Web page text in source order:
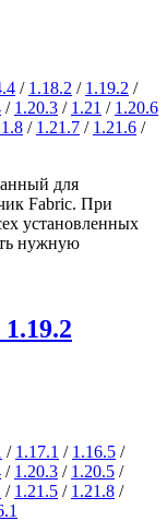
/ 1.18.2 / 1.19.2 /
/ 1.20.3 / 1.21 / 1.20.6
/ 1.21.7 / 1.21.6 /
для
Fabric. При
установленных
нужную
/ 1.17.1 / 1.16.5 /
/ 1.20.3 / 1.20.5 /
/ 1.21.5 / 1.21.8 /